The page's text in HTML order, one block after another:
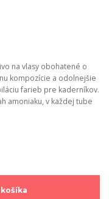
na vlasy obohatené o
kompozície a odolnejšie
farieb pre kaderníkov.
amoniaku, v každej tube